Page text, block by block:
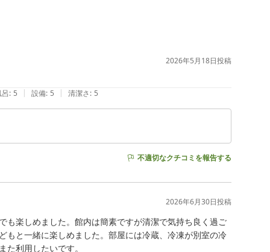
2026年5月18日投稿
: 5 | 設備: 5 | 清潔さ: 5
不適切なクチコミを報告する
2026年6月30日投稿
も楽しめました。館内は簡素ですが清潔で気持ち良く過ご
もと一緒に楽しめました。部屋には冷蔵、冷凍が別室の冷
利用したいです。